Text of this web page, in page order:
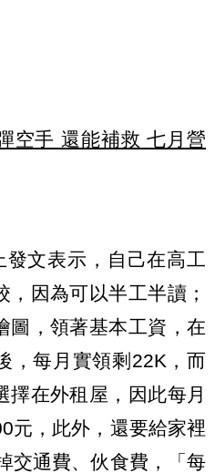
空手 還能補救 七月營
文表示，自己在高工
因為可以半工半讀；
圖，領著基本工資，在
，每月實領剩22K，而
擇在外租屋，因此每月
元，此外，還要給家裡
交通費、伙食費，「每